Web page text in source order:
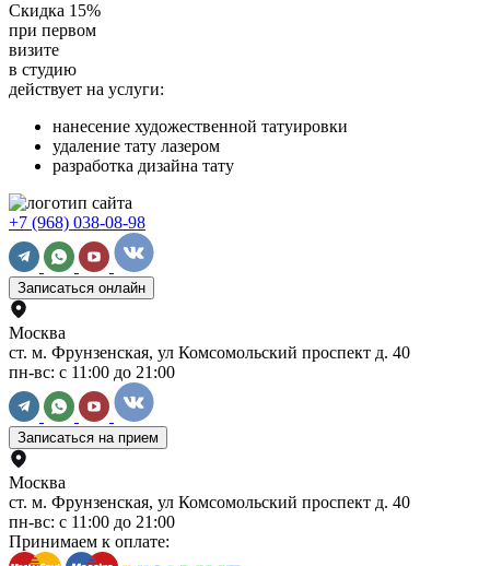
Скидка 15%
при первом
визите
в студию
действует на услуги:
нанесение художественной татуировки
удаление тату лазером
разработка дизайна тату
+7 (968) 038-08-98
Записаться онлайн
Москва
ст. м. Фрунзенская, ул Комсомольский проспект д. 40
пн-вс: с 11:00 до 21:00
Записаться на прием
Москва
ст. м. Фрунзенская, ул Комсомольский проспект д. 40
пн-вс: с 11:00 до 21:00
Принимаем к оплате: